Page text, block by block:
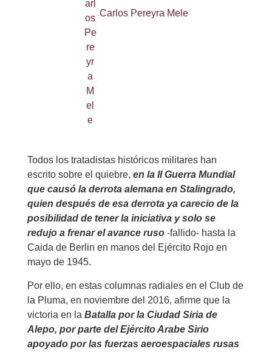
Carlos Pereyra Mele
Todos los tratadistas históricos militares han
escrito sobre el quiebre, en la II Guerra Mundial
que causó la derrota alemana en Stalingrado,
quien después de esa derrota ya carecio de la
posibilidad de tener la iniciativa y solo se
redujo a frenar el avance ruso-fallido- hasta la
Caida de Berlin en manos del Ejército Rojo en
mayo de 1945.
Por ello, en estas columnas radiales en el Club de
la Pluma, en noviembre del 2016, afirme que la
victoria en la Batalla por la Ciudad Siria de
Alepo, por parte del Ejército Arabe Sirio
apoyado por las fuerzas aeroespaciales rusas